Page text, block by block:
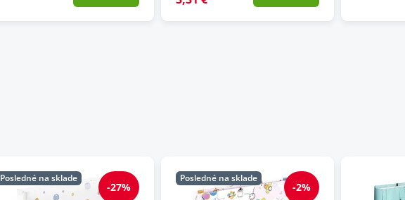
Posledné na sklade
-27%
Posledné na sklade
-2%